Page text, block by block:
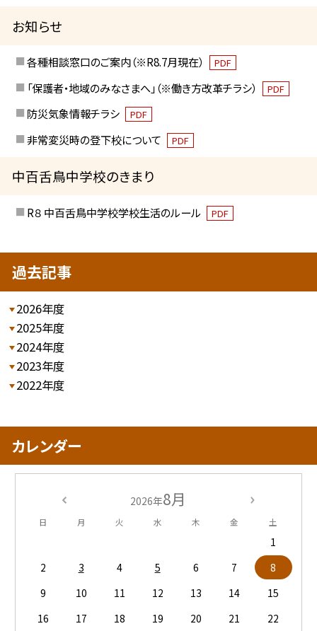
お知らせ
各種相談窓口のご案内（※R8.7月現在） PDF
「保護者・地域のみなさまへ」（※働き方改革チラシ） PDF
防災気象情報チラシ PDF
非常変災時の登下校について PDF
中百舌鳥中学校のきまり
R８ 中百舌鳥中学校学校生活のルール PDF
過去記事
2026年度
2025年度
2024年度
2023年度
2022年度
カレンダー
2026年8月
日 月 火 水 木 金 土
1
2
3 4 5 6 7
8
9
10 11 12 13 14
15
16
17 18 19 20 21
22